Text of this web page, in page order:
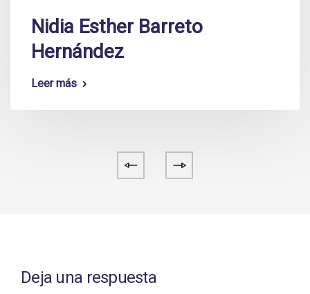
Nidia Esther Barreto
Hernández
Leer más
Deja una respuesta